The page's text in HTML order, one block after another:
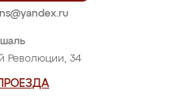
Революции, 34